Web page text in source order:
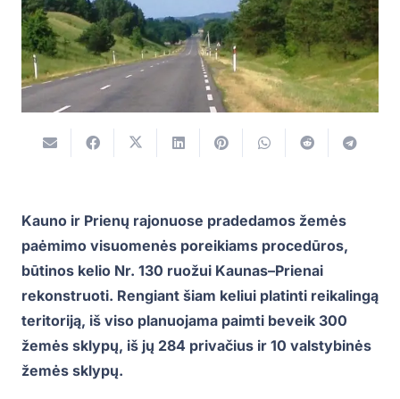
Kauno ir Prienų rajonuose pradedamos žemės
paėmimo visuomenės poreikiams procedūros,
būtinos kelio Nr. 130 ruožui Kaunas–Prienai
rekonstruoti. Rengiant šiam keliui platinti reikalingą
teritoriją, iš viso planuojama paimti beveik 300
žemės sklypų, iš jų 284 privačius ir 10 valstybinės
žemės sklypų.